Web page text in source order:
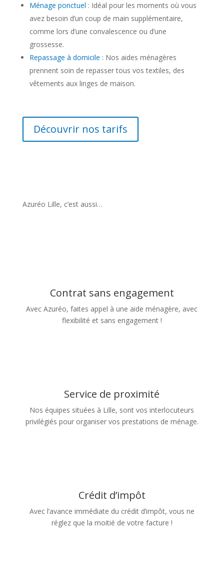
Ménage ponctuel : Idéal pour les moments où vous
avez besoin d’un coup de main supplémentaire,
comme lors d’une convalescence ou d’une
grossesse.
Repassage à domicile : Nos aides ménagères
prennent soin de repasser tous vos textiles, des
vêtements aux linges de maison.
Découvrir nos tarifs
Azuréo Lille, c’est aussi…
Contrat sans engagement
Avec Azuréo, faites appel à une aide ménagère, avec
flexibilité et sans engagement !
Service de proximité
Nos équipes situées à Lille, sont vos interlocuteurs
privilégiés pour organiser vos prestations de ménage.
Crédit d’impôt
Avec l’avance immédiate du crédit d’impôt, vous ne
réglez que la moitié de votre facture !